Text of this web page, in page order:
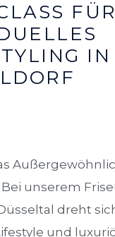
FÜR
IN
unserem
dreht
und